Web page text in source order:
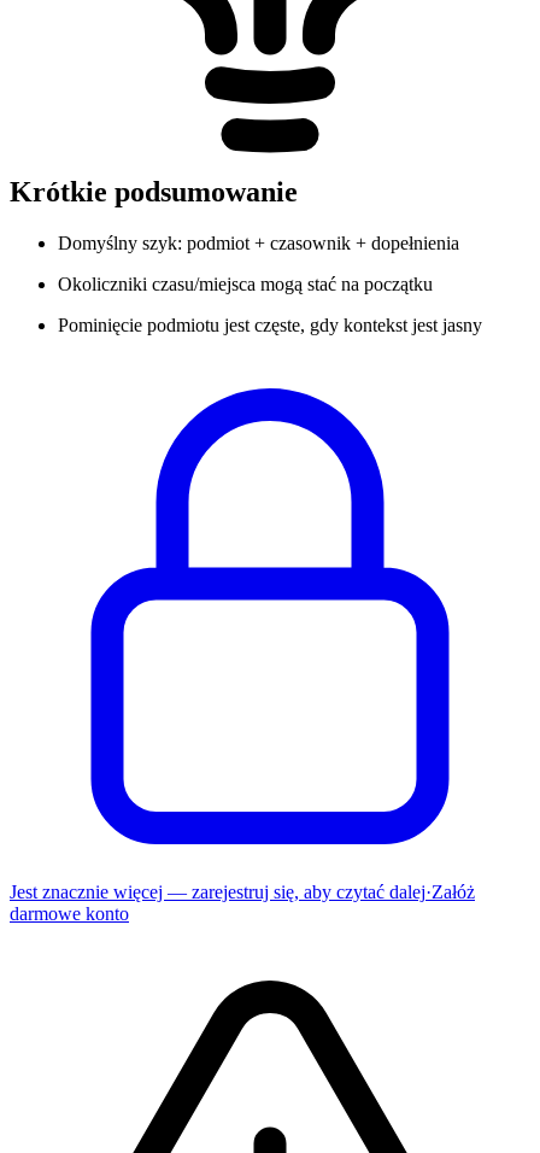
Krótkie podsumowanie
Domyślny szyk: podmiot + czasownik + dopełnienia
Okoliczniki czasu/miejsca mogą stać na początku
Pominięcie podmiotu jest częste, gdy kontekst jest jasny
Jest znacznie więcej — zarejestruj się, aby czytać dalej·Załóż
darmowe konto